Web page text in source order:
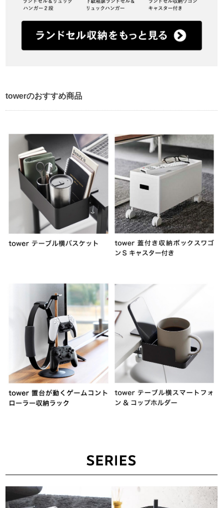
towerのおすすめ商品